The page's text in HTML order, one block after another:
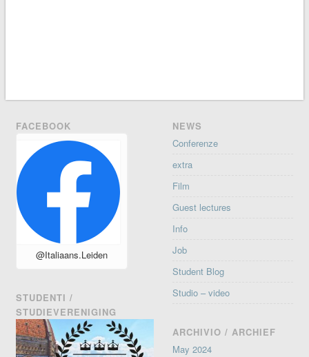
FACEBOOK
@Italiaans.Leiden
STUDENTI /
STUDIEVERENIGING
NEWS
Conferenze
extra
Film
Guest lectures
Info
Job
Student Blog
Studio – video
ARCHIVIO / ARCHIEF
May 2024